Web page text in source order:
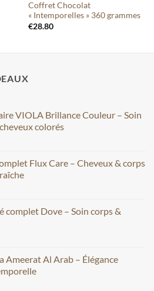
Coffret Chocolat
« Intemporelles » 360 grammes
€28.80
VIOLA Brillance Couleur – Soin
colorés
Flux Care – Cheveux & corps
complet Dove – Soin corps &
Ameerat Al Arab – Élégance